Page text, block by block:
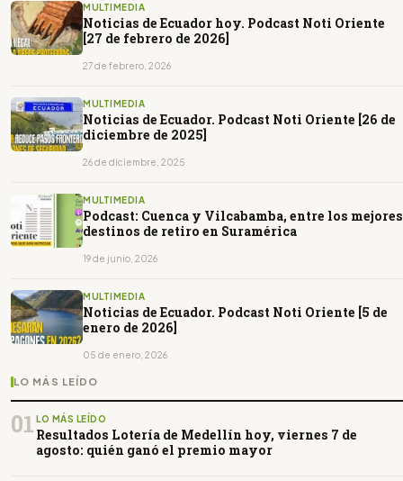
MULTIMEDIA
Noticias de Ecuador hoy. Podcast Noti Oriente
[27 de febrero de 2026]
27 de febrero, 2026
MULTIMEDIA
Noticias de Ecuador. Podcast Noti Oriente [26 de
diciembre de 2025]
26 de diciembre, 2025
MULTIMEDIA
Podcast: Cuenca y Vilcabamba, entre los mejores
destinos de retiro en Suramérica
19 de junio, 2026
MULTIMEDIA
Noticias de Ecuador. Podcast Noti Oriente [5 de
enero de 2026]
05 de enero, 2026
LO MÁS LEÍDO
01 LO MÁS LEÍDO
Resultados Lotería de Medellín hoy, viernes 7 de
agosto: quién ganó el premio mayor